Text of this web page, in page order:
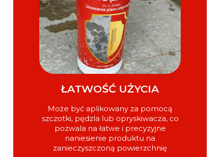
ŁATWOŚĆ UŻYCIA
Może być aplikowany za pomocą
szczotki, pędzla lub opryskiwacza, co
pozwala na łatwe i precyzyjne
naniesienie produktu na
zanieczyszczoną powierzchnię